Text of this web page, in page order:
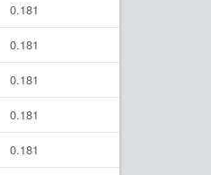
0.181
0.181
0.181
0.181
0.181